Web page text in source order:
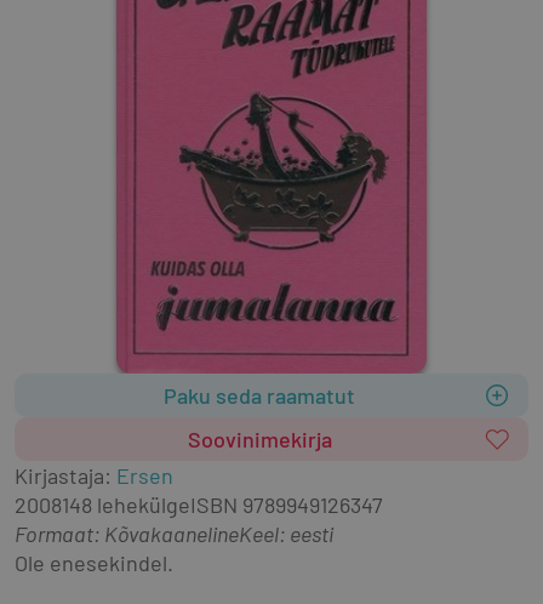
Paku seda raamatut
Soovinimekirja
Kirjastaja: Ersen
2008148 lehekülgeISBN 9789949126347
Formaat: KõvakaanelineKeel: eesti
Ole enesekindel.